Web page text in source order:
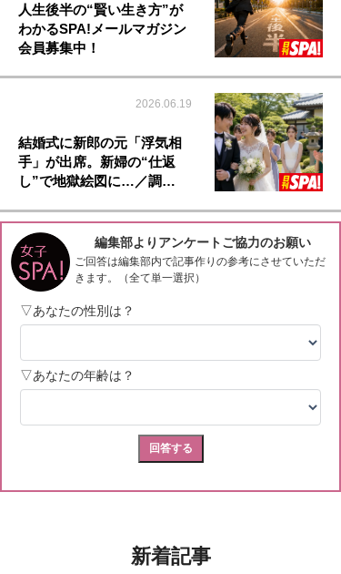
人生後半の“賢い生き方”が
わかるSPA!メールマガジン
会員募集中！
2026.06.19
結婚式に新郎の元「浮気相
手」が出席。新婦の“仕返
し”で地獄絵図に…／調…
新着記事